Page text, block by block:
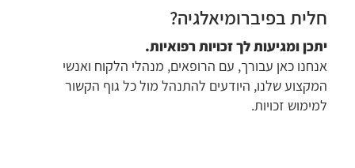
חלית בפיברומיאלגיה?
יתכן ומגיעות לך זכויות רפואיות.
אנחנו כאן עבורך, עם הרופאים, מנהלי הלקוח ואנשי
המקצוע שלנו, היודעים להתנהל מול כל גוף הקשור
למימוש זכויות.